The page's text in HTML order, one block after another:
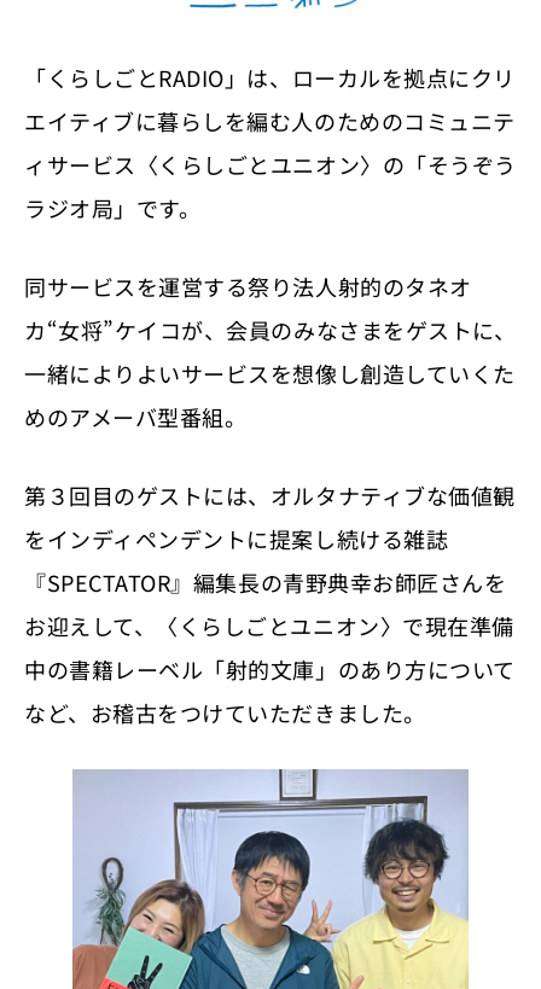
「くらしごとRADIO」は、ローカルを拠点にクリ
エイティブに暮らしを編む人のためのコミュニテ
ィサービス〈くらしごとユニオン〉の「そうぞう
ラジオ局」です。
同サービスを運営する祭り法人射的のタネオ
カ“女将”ケイコが、会員のみなさまをゲストに、
一緒によりよいサービスを想像し創造していくた
めのアメーバ型番組。
第３回目のゲストには、オルタナティブな価値観
をインディペンデントに提案し続ける雑誌
『SPECTATOR』編集長の青野典幸お師匠さんを
お迎えして、〈くらしごとユニオン〉で現在準備
中の書籍レーベル「射的文庫」のあり方について
など、お稽古をつけていただきました。